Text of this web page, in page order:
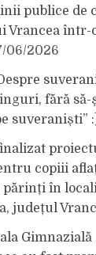
publice de
Vrancea într-
06/2026
fără să-
suveraniști”
copiii
părinți în
județul